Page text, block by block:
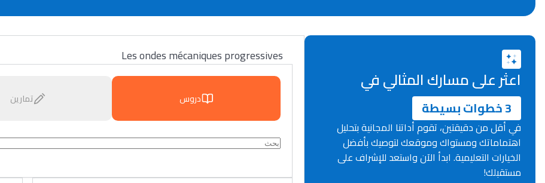
Les ondes mécaniques progressives
دروس تمارين
اعثر على مسارك المثالي في
3 خطوات بسيطة
في أقل من دقيقتين، تقوم أداتنا المجانية بتحليل
اهتماماتك ومستواك وموقعك لتوصيك بأفضل
الخيارات التعليمية. ابدأ الآن واستعد للإشراف على
مستقبلك!